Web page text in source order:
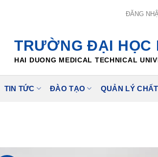
ĐĂNG
TRƯỜNG ĐẠI HỌC
HAI DUONG MEDICAL TECHNICAL
TIN TỨC ĐÀO TẠO QUẢN LÝ